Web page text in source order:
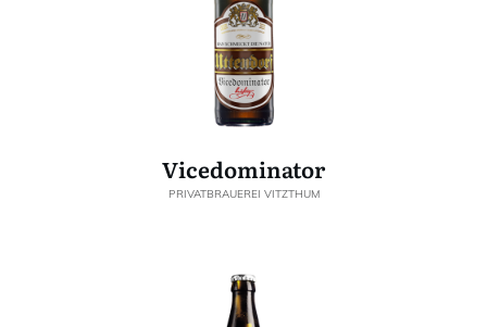
Vicedominator
PRIVATBRAUEREI VITZTHUM